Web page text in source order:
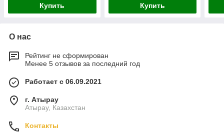
Купить Купить
О нас
Рейтинг не сформирован
Менее 5 отзывов за последний год
Работает с 06.09.2021
г. Атырау
Атырау, Казахстан
Контакты